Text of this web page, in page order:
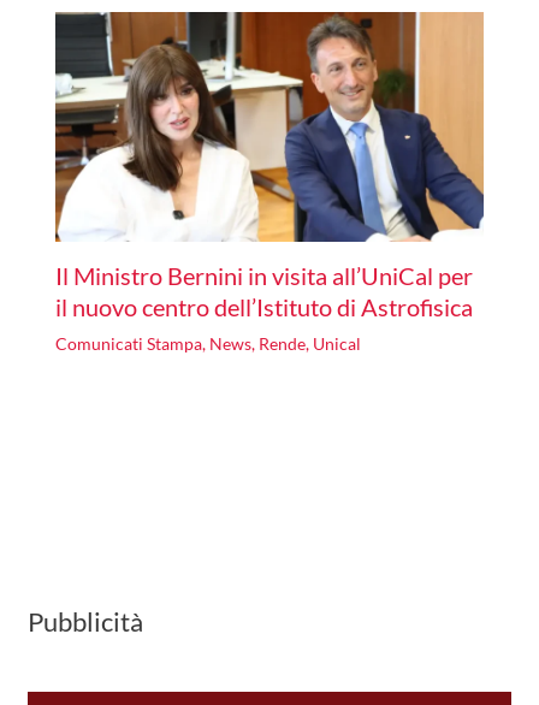
Il Ministro Bernini in visita all’UniCal per
il nuovo centro dell’Istituto di Astrofisica
Comunicati Stampa, News, Rende, Unical
Pubblicità